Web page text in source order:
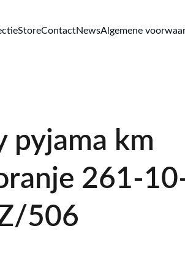
StoreContactNewsAlgemene
pyjama km
261-
506